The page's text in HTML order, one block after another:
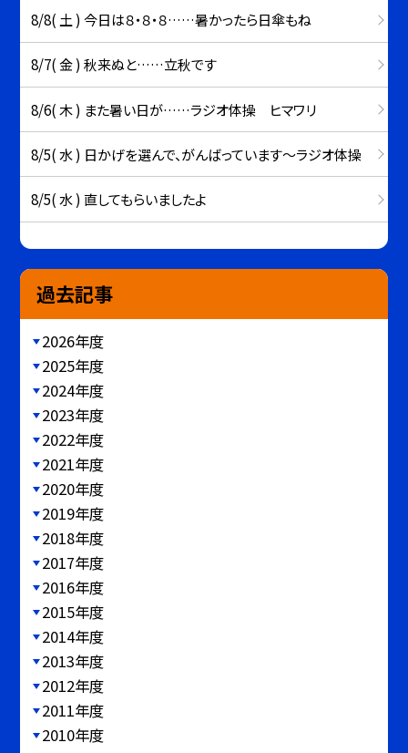
8/8( 土 ) 今日は８・８・８……暑かったら日傘もね
8/7( 金 ) 秋来ぬと……立秋です
8/6( 木 ) また暑い日が……ラジオ体操 ヒマワリ
8/5( 水 ) 日かげを選んで、がんばっています～ラジオ体操
8/5( 水 ) 直してもらいましたよ
過去記事
2026年度
2025年度
2024年度
2023年度
2022年度
2021年度
2020年度
2019年度
2018年度
2017年度
2016年度
2015年度
2014年度
2013年度
2012年度
2011年度
2010年度